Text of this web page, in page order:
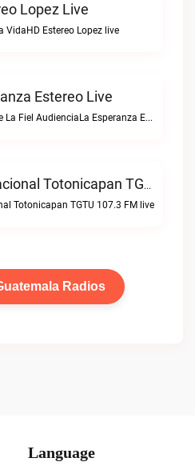
Lopez Live
VidaHD Estereo Lopez live
Estereo Live
Al Servicio De La Fiel AudienciaLa Esperanza Estereo live
Radio Nacional Totonicapan TGTU 107.3 FM Live
Totonicapan TGTU 107.3 FM live
Radios
Language